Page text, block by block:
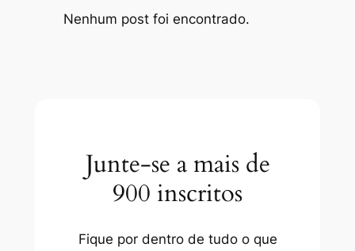
Nenhum post foi encontrado.
Junte-se a mais de
900 inscritos
Fique por dentro de tudo o que